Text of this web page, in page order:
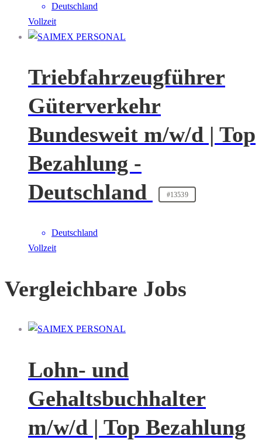
Deutschland
Vollzeit
Triebfahrzeugführer
Güterverkehr
Bundesweit m/w/d | Top
Bezahlung -
Deutschland
#13539
Deutschland
Vollzeit
Vergleichbare Jobs
Lohn- und
Gehaltsbuchhalter
m/w/d | Top Bezahlung